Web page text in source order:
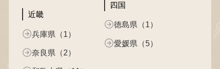
近畿
兵庫県（1）
奈良県（2）
四国
徳島県（1）
愛媛県（5）